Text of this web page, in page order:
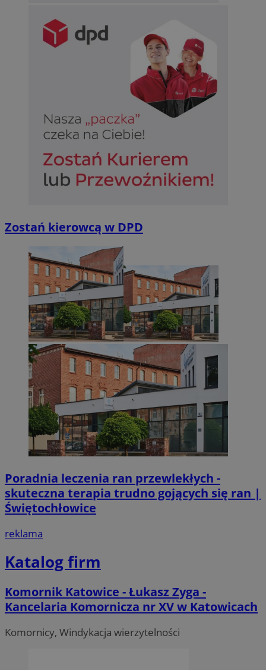
Zostań kierowcą w DPD
Poradnia leczenia ran przewlekłych -
skuteczna terapia trudno gojących się ran |
Świętochłowice
reklama
Katalog firm
Komornik Katowice - Łukasz Zyga -
Kancelaria Komornicza nr XV w Katowicach
Komornicy, Windykacja wierzytelności